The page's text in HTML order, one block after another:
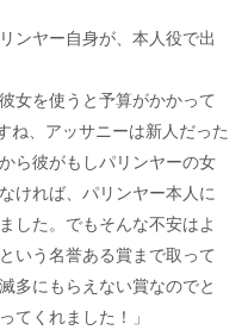
ンヤー自身が、本人役で出
女を使うと予算がかかって
ね、アッサニーは新人だった
ら彼がもしパリンヤーの女
ければ、パリンヤー本人に
した。でもそんな不安はよ
いう名誉ある賞まで取って
多にもらえない賞なのでと
てくれました！」